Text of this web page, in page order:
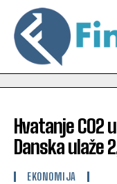
Hvatanje
Danska ulaže
EKONOMIJA